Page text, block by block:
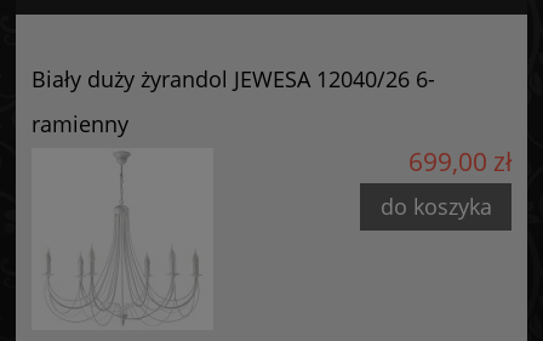
Certyfikaty i ostrzeżenie bezpieczeństwa
Starzyńskiego 6
Biały duży żyrandol JEWESA 12040/26 6-
ramienny
699,00 zł
do koszyka